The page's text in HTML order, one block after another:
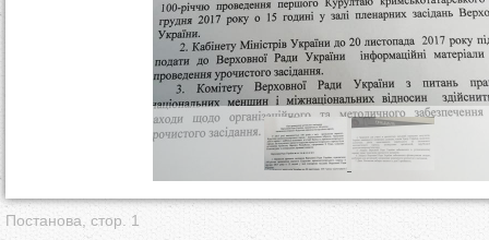
Постанова, стор. 1